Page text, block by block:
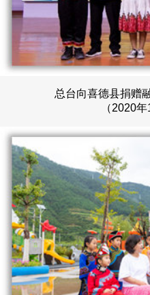
总台向喜德县捐赠
（2020